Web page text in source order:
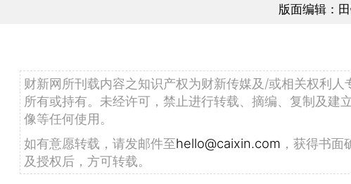
版面编辑：
财新网所刊载内容之知识产权为财新传媒及/或相关权利人
所有或持有。未经许可，禁止进行转载、摘编、复制及建
像等任何使用。
如有意愿转载，请发邮件至hello@caixin.com ，获得书面
及授权后，方可转载。